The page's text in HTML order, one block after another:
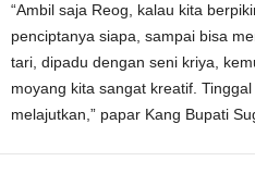
“Ambil saja Reog, kalau kita
penciptanya siapa, sampai bisa
tari, dipadu dengan seni kriya,
moyang kita sangat kreatif.
melajutkan,” papar Kang Bupati